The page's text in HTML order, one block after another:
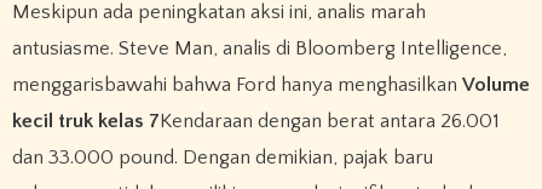
Meskipun ada peningkatan aksi ini, analis marah
antusiasme. Steve Man, analis di Bloomberg Intelligence,
menggarisbawahi bahwa Ford hanya menghasilkan Volume
kecil truk kelas 7 Kendaraan dengan berat antara 26.001
dan 33.000 pound. Dengan demikian, pajak baru